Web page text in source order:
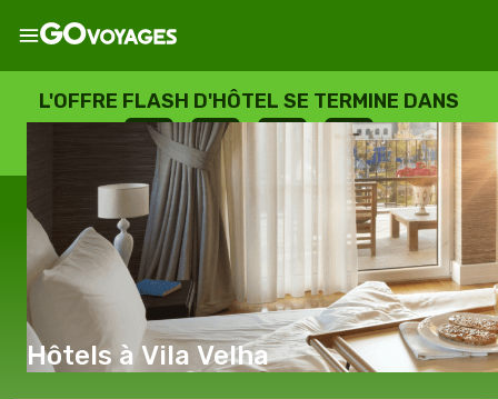
L'OFFRE FLASH D'HÔTEL SE TERMINE DANS
--
JOURS
: --
HEURES
: --
SECONDES
Hôtels à Vila Velha